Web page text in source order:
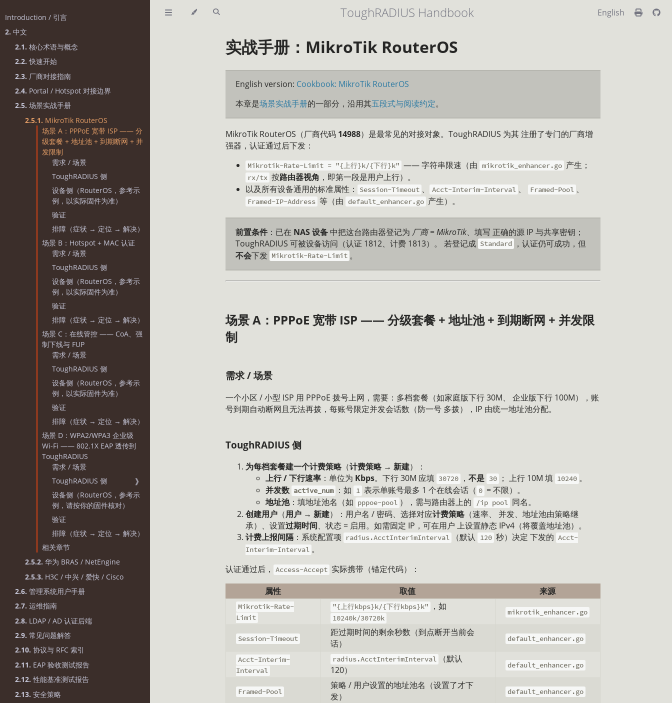
Introduction / 引言
2. 中文
2.1. 核心术语与概念
2.2. 快速开始
2.3. 厂商对接指南
2.4. Portal / Hotspot 对接边界
2.5. 场景实战手册
2.5.1. MikroTik RouterOS
场景 A：PPPoE 宽带 ISP —— 分
级套餐 + 地址池 + 到期断网 + 并
发限制
需求 / 场景
ToughRADIUS 侧
设备侧（RouterOS，参考示
例，以实际固件为准）
验证
排障（症状 → 定位 → 解决）
场景 B：Hotspot + MAC 认证
需求 / 场景
ToughRADIUS 侧
设备侧（RouterOS，参考示
例，以实际固件为准）
验证
排障（症状 → 定位 → 解决）
场景 C：在线管控 —— CoA、强
制下线与 FUP
需求 / 场景
ToughRADIUS 侧
设备侧（RouterOS，参考示
例，以实际固件为准）
验证
排障（症状 → 定位 → 解决）
场景 D：WPA2/WPA3 企业级
Wi-Fi —— 802.1X EAP 透传到
ToughRADIUS
需求 / 场景
ToughRADIUS 侧
❱
设备侧（RouterOS，参考示
例，请按你的固件核对）
验证
排障（症状 → 定位 → 解决）
相关章节
2.5.2. 华为 BRAS / NetEngine
2.5.3. H3C / 中兴 / 爱快 / Cisco
2.6. 管理系统用户手册
2.7. 运维指南
2.8. LDAP / AD 认证后端
2.9. 常见问题解答
2.10. 协议与 RFC 索引
2.11. EAP 验收测试报告
2.12. 性能基准测试报告
2.13. 安全策略
ToughRADIUS Handbook English
实战手册：MikroTik RouterOS
English version: Cookbook: MikroTik RouterOS
本章是场景实战手册的一部分，沿用其五段式与阅读约定。
MikroTik RouterOS（厂商代码 14988）是最常见的对接对象。ToughRADIUS 为其 注册了专门的厂商增
强器，认证通过后下发：
Mikrotik-Rate-Limit = "{上行}k/{下行}k" —— 字符串限速（由 mikrotik_enhancer.go 产生；
rx/tx 按路由器视角 ，即第一段是用户上行）。
以及所有设备通用的标准属性：
Session-Timeout 、 Acct-Interim-Interval 、 Framed-Pool 、
Framed-IP-Address 等（由 default_enhancer.go 产生）。
前置条件 ：已在 NAS 设备 中把这台路由器登记为 厂商 = MikroTik、填写 正确的源 IP 与共享密钥；
ToughRADIUS 可被设备访问（认证 1812、计费 1813）。 若登记成 Standard
，认证仍可成功，但
不会下发 Mikrotik-Rate-Limit 。
场景 A：PPPoE 宽带 ISP —— 分级套餐 + 地址池 + 到期断网 + 并发限
制
需求 / 场景
一个小区 / 小型 ISP 用 PPPoE 拨号上网，需要：多档套餐（如家庭版下行 30M、 企业版下行 100M），账
号到期自动断网且无法再拨，每账号限定并发会话数（防一号 多拨），IP 由统一地址池分配。
ToughRADIUS 侧
为每档套餐建一个计费策略 （计费策略 → 新建）：
上行 / 下行速率 ：单位为 Kbps。下行 30M 应填 30720 ，不是 30 ； 上行 10M 填 10240 。
并发数 active_num ：如 1 表示单账号最多 1 个在线会话（ 0 = 不限）。
地址池：填地址池名（如 pppoe-pool ），需与路由器上的 /ip pool 同名。
创建用户 （用户 → 新建）：用户名 / 密码、选择对应计费策略 （速率、 并发、地址池由策略继
承）、设置过期时间、状态 = 启用。如需固定 IP，可在用户 上设置静态 IPv4（将覆盖地址池）。
计费上报间隔 ：系统配置项 radius.AcctInterimInterval （默认 120 秒）决定 下发的 Acct-
Interim-Interval 。
认证通过后，
Access-Accept 实际携带（锚定代码）：
属性
取值 来源
Mikrotik-Rate-
Limit
"{上行kbps}k/{下行kbps}k" ，如
10240k/30720k
mikrotik_enhancer.go
Session-Timeout
距过期时间的剩余秒数（到点断开当前会
话）
default_enhancer.go
Acct-Interim-
Interval
radius.AcctInterimInterval
（默认
120）
default_enhancer.go
Framed-Pool
策略 / 用户设置的地址池名（设置了才下
发）
default_enhancer.go